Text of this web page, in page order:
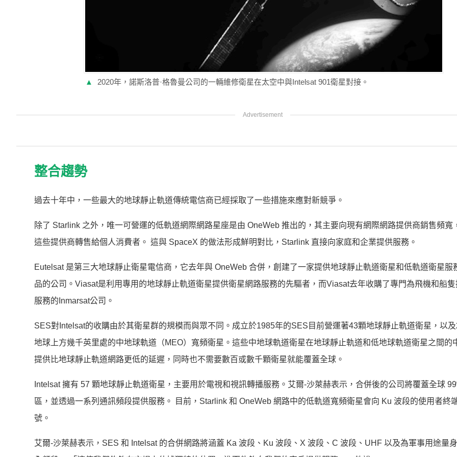
▲ 2020年，諾斯洛普·格魯曼公司的一輛維修衛星在太空中與Intelsat 901衛星對接。
整合趨勢
過去十年中，一些最大的地球靜止軌道傳統電信商已經採取了一些措施來應對新競爭。
除了 Starlink 之外，唯一可營運的低軌道網際網路星座是由 OneWeb 推出的，其主要向現有網際網路提供商銷售頻寬
這些提供商轉售給個人消費者。 這與 SpaceX 的做法形成鮮明對比，Starlink 直接向家庭和企業提供服務。
Eutelsat 是第三大地球靜止衛星電信商，它去年與 OneWeb 合併，創建了一家提供地球靜止軌道衛星和低軌道衛星服
品的公司。Viasat是利用專用的地球靜止軌道衛星提供衛星網路服務的先驅者，而Viasat去年收購了專門為飛機和船
服務的Inmarsat公司。
SES對Intelsat的收購由於其衛星群的規模而與眾不同。成立於1985年的SES目前營運著43顆地球靜止軌道衛星，以
地球上方幾千英里處的中地球軌道（MEO）寬頻衛星。這些中地球軌道衛星在地球靜止軌道和低地球軌道衛星之間的
提供比地球靜止軌道網路更低的延遲，同時也不需要數百或數千顆衛星就能覆蓋全球。
Intelsat 擁有 57 顆地球靜止軌道衛星，主要用於電視和視訊轉播服務。艾爾-沙萊赫表示，合併後的公司將覆蓋全球
區，並透過一系列通訊頻段提供服務。 目前，Starlink 和 OneWeb 網路中的低軌道寬頻衛星會向 Ku 波段的使用者終
號。
艾爾-沙萊赫表示，SES 和 Intelsat 的合併網路將涵蓋 Ka 波段、Ku 波段、X 波段、C 波段、UHF 以及為軍事用途量